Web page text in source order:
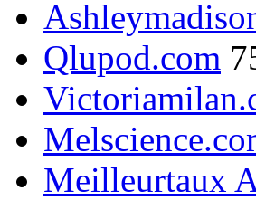
Qlupod.com
Meilleurtaux